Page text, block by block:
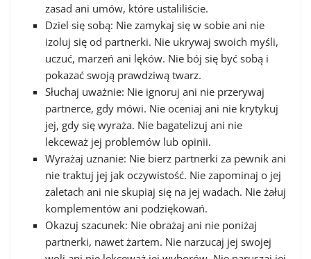
zasad ani umów, które ustaliliście.
Dziel się sobą: Nie zamykaj się w sobie ani nie
izoluj się od partnerki. Nie ukrywaj swoich myśli,
uczuć, marzeń ani lęków. Nie bój się być sobą i
pokazać swoją prawdziwą twarz.
Słuchaj uważnie: Nie ignoruj ani nie przerywaj
partnerce, gdy mówi. Nie oceniaj ani nie krytykuj
jej, gdy się wyraża. Nie bagatelizuj ani nie
lekceważ jej problemów lub opinii.
Wyrażaj uznanie: Nie bierz partnerki za pewnik ani
nie traktuj jej jak oczywistość. Nie zapominaj o jej
zaletach ani nie skupiaj się na jej wadach. Nie żałuj
komplementów ani podziękowań.
Okazuj szacunek: Nie obrażaj ani nie poniżaj
partnerki, nawet żartem. Nie narzucaj jej swojej